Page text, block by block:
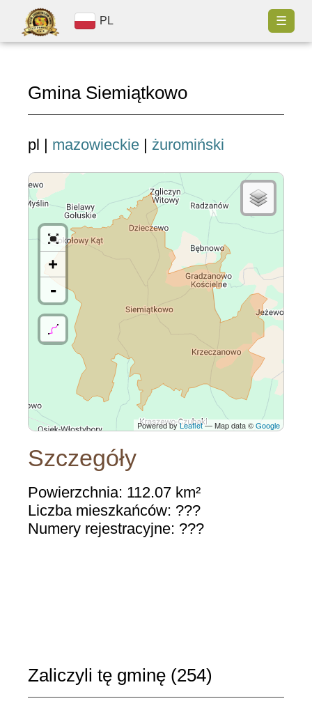
PL ☰
Gmina Siemiątkowo
pl | mazowieckie | żuromiński
+
-
Powered byLeaflet— Map data ©Google
Szczegóły
Powierzchnia: 112.07 km²
Liczba mieszkańców: ???
Numery rejestracyjne: ???
Zaliczyli tę gminę (254)